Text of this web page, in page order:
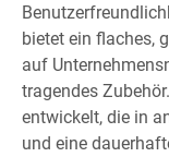
bietet ein flaches,
auf
tragendes
entwickelt, die in
und eine